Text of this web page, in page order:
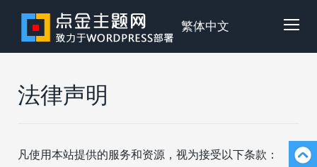
content
点
繁体中文
法律声明
凡使用本站提供的服务和资源，视为接受以下条款：